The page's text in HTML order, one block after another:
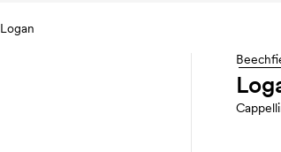
Logan